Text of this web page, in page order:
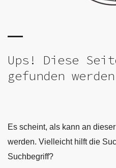
Ups! Diese
gefunden
Es scheint, als kann an
werden. Vielleicht hilft die
Suchbegriff?